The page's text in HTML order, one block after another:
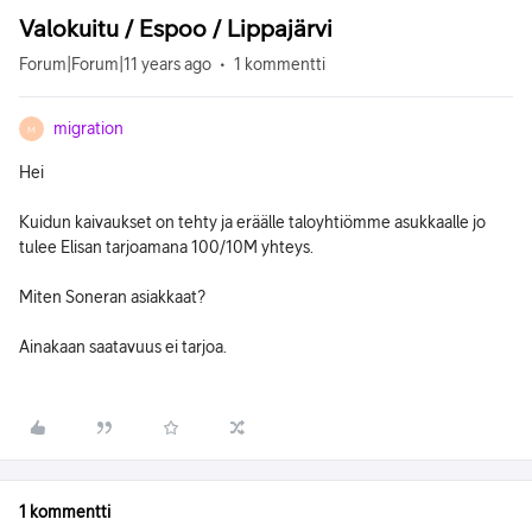
Valokuitu / Espoo / Lippajärvi
Forum|Forum|11 years ago 1 kommentti
M migration
Hei
Kuidun kaivaukset on tehty ja eräälle taloyhtiömme asukkaalle jo
tulee Elisan tarjoamana 100/10M yhteys.
Miten Soneran asiakkaat?
Ainakaan saatavuus ei tarjoa.
1 kommentti